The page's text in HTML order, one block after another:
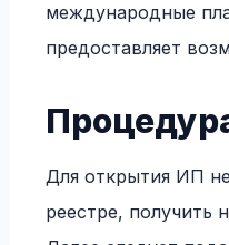
международные
предоставляет
Для открытия ИП
реестре, получить